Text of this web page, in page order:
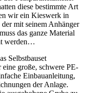
diese bestimmte Art
wir ein Kieswerk in
mit seinem Anhänger
das ganze Material
werden…
Selbstbauset
große, schwere PE-
Einbauanleitung,
der Anlage.